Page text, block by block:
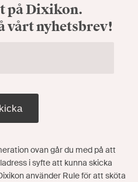
på Dixikon.
vårt nyhetsbrev!
ovan går du med på att
i syfte att kunna skicka
använder Rule för att sköta